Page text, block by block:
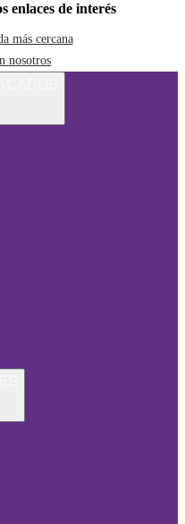
enlaces de interés
más cercana
nosotros